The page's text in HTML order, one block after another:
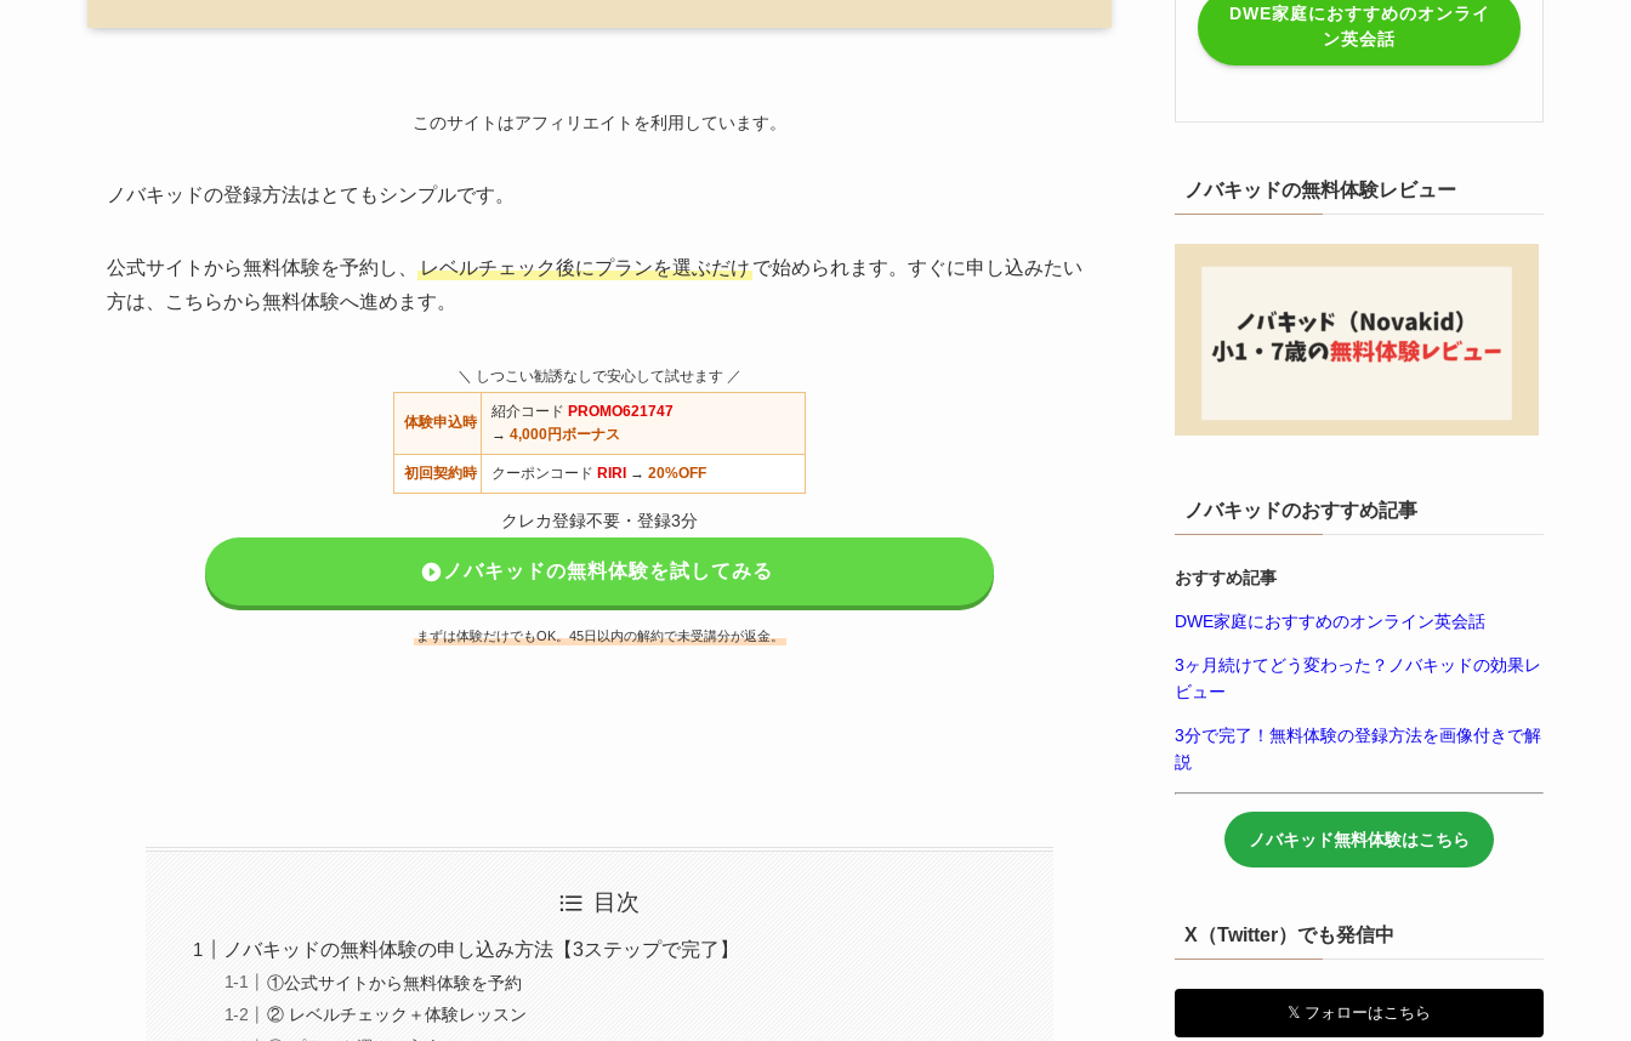
このサイトはアフィリエイトを利用しています。
ノバキッドの登録方法はとてもシンプルです。
公式サイトから無料体験を予約し、 レベルチェック後にプランを選ぶだけで始められます。すぐに申し込みたい
方は、こちらから無料体験へ進めます。
＼ しつこい勧誘なしで安心して試せます ／
体験申込時
紹介コード PROMO621747
→ 4,000円ボーナス
初回契約時 クーポンコード RIRI → 20%OFF
クレカ登録不要・登録3分
ノバキッドの無料体験を試してみる
まずは体験だけでもOK。45日以内の解約で未受講分が返金。
目次
ノバキッドの無料体験の申し込み方法【3ステップで完了】
①公式サイトから無料体験を予約
② レベルチェック＋体験レッスン
DWE家庭におすすめのオンライ
ン英会話
ノバキッドの無料体験レビュー
ノバキッドのおすすめ記事
おすすめ記事
DWE家庭におすすめのオンライン英会話
3ヶ月続けてどう変わった？ノバキッドの効果レ
ビュー
3分で完了！無料体験の登録方法を画像付きで解
説
ノバキッド無料体験はこちら
X（Twitter）でも発信中
𝕏 フォローはこちら